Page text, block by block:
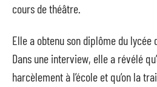
cours de théâtre.
Elle a obtenu son diplôme du lycée
Dans une interview, elle a révélé
harcèlement à l’école et qu’on la